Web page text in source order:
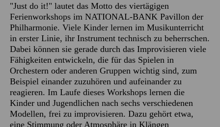
"Just do it!" lautet das Motto des viertägigen
Ferienworkshops im NATIONAL-BANK Pavillon der
Philharmonie. Viele Kinder lernen im Musikunterricht
in erster Linie, ihr Instrument technisch zu beherrschen.
Dabei können sie gerade durch das Improvisieren viele
Fähigkeiten entwickeln, die für das Spielen in
Orchestern oder anderen Gruppen wichtig sind, zum
Beispiel einander zuzuhören und aufeinander zu
reagieren. Im Laufe dieses Workshops lernen die
Kinder und Jugendlichen nach sechs verschiedenen
Modellen, frei zu improvisieren. Dazu gehört etwa,
eine Stimmung oder Atmosphäre in Klängen